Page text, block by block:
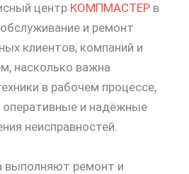
центр КОМПМАСТЕР в
и ремонт
клиентов, компаний и
насколько важна
в рабочем процессе,
оперативные и надёжные
неисправностей.
выполняют ремонт и